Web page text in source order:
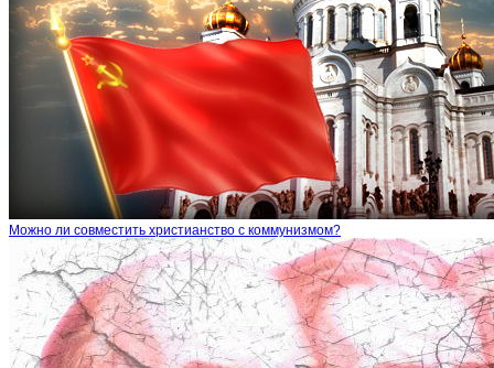
Можно ли совместить христианство с коммунизмом?